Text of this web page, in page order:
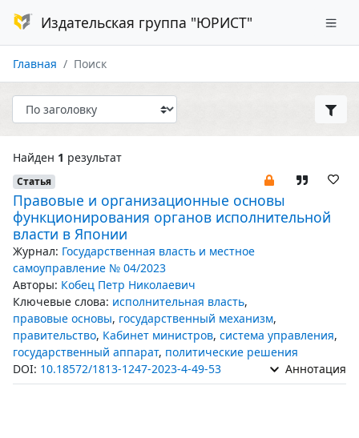
Издательская группа "ЮРИСТ"
Главная Поиск
Найден 1 результат
Статья
Правовые и организационные основы
функционирования органов исполнительной
власти в Японии
Журнал: Государственная власть и местное
самоуправление № 04/2023
Авторы: Кобец Петр Николаевич
Ключевые слова: исполнительная власть,
правовые основы, государственный механизм,
правительство, Кабинет министров, система управления,
государственный аппарат, политические решения
DOI: 10.18572/1813-1247-2023-4-49-53 Аннотация